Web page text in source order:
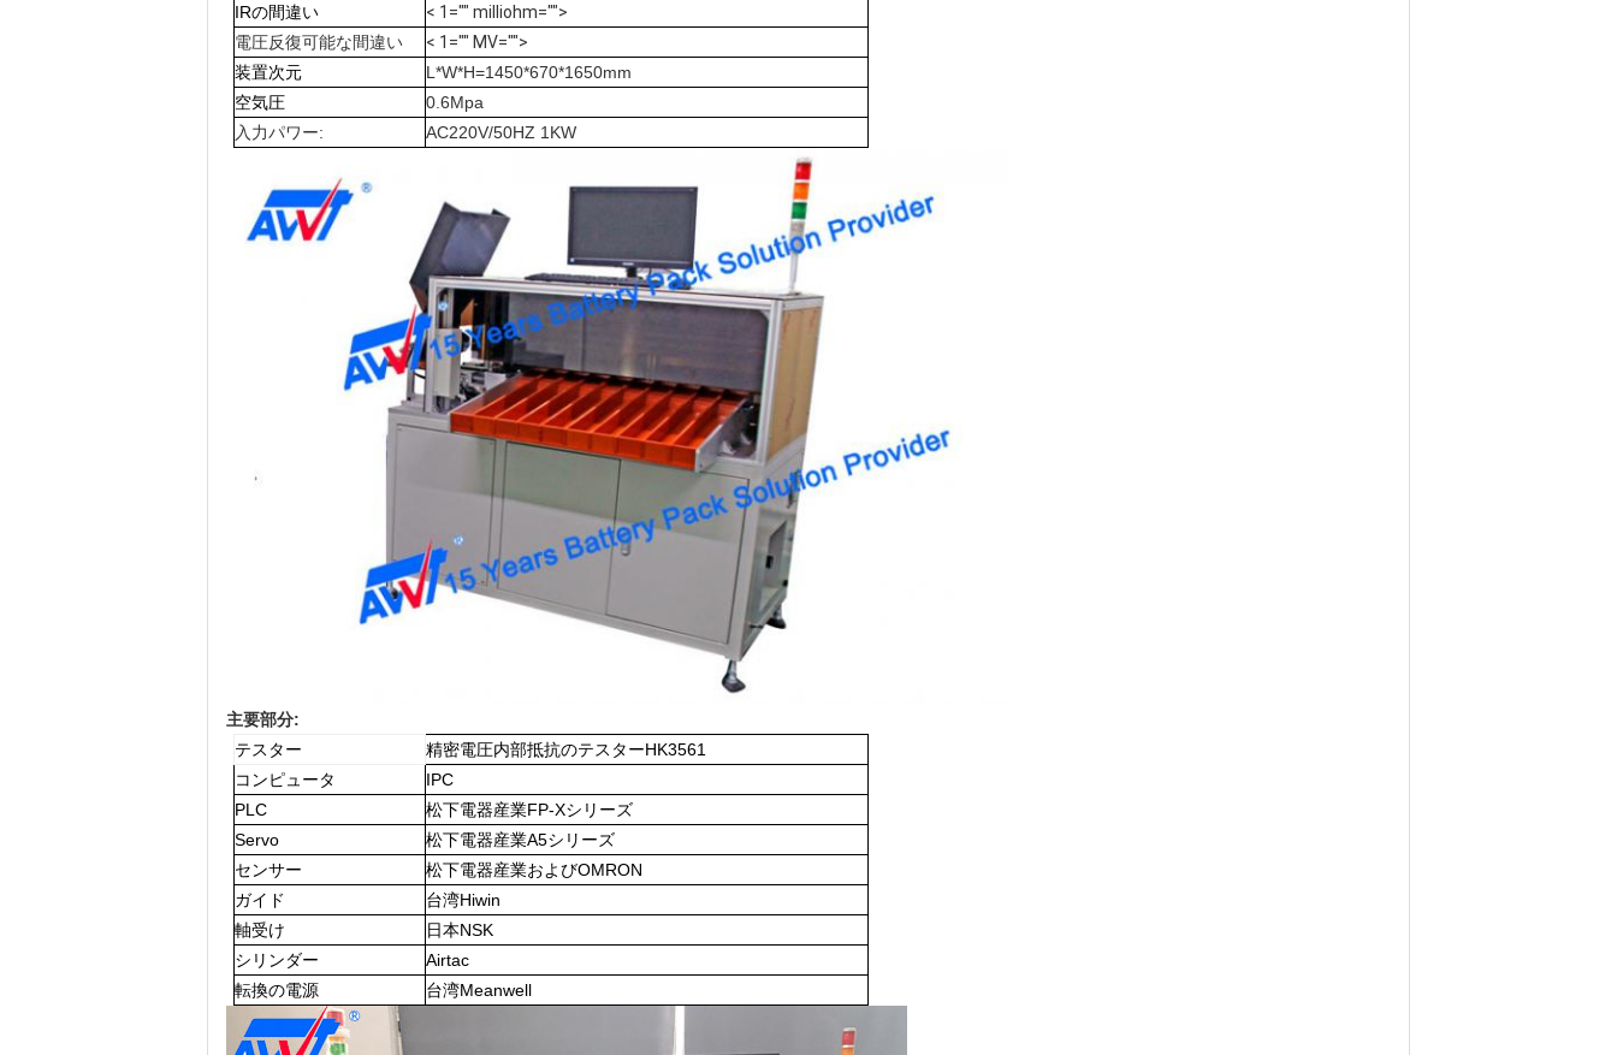
IRの間違い
< 1="" milliohm="">
電圧反復可能な間違い
< 1="" MV="">
装置次元
L*W*H=1450*670*1650mm
空気圧
0.6Mpa
入力パワー:
AC220V/50HZ 1KW
主要部分:
テスター
精密電圧内部抵抗のテスターHK3561
コンピュータ
IPC
PLC
松下電器産業FP-Xシリーズ
Servo
松下電器産業A5シリーズ
センサー
松下電器産業およびOMRON
ガイド
台湾Hiwin
軸受け
日本NSK
シリンダー
Airtac
転換の電源
台湾Meanwell